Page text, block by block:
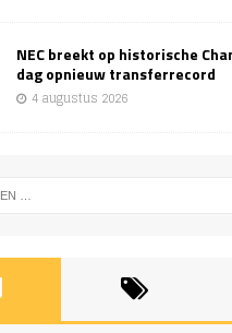
NEC breekt op historische
dag opnieuw transferrecord
4 augustus 2026